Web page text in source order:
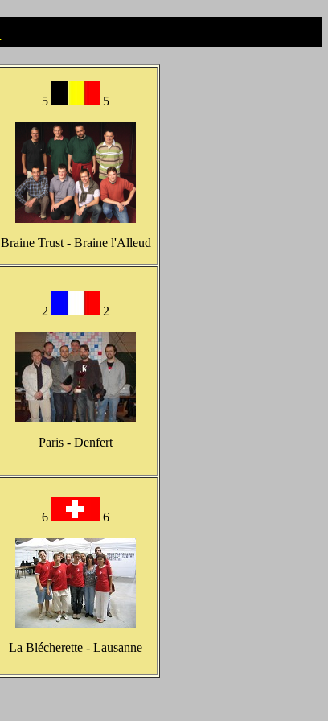
5 5
Braine Trust - Braine l'Alleud
2 2
Paris - Denfert
6 6
La Blécherette - Lausanne